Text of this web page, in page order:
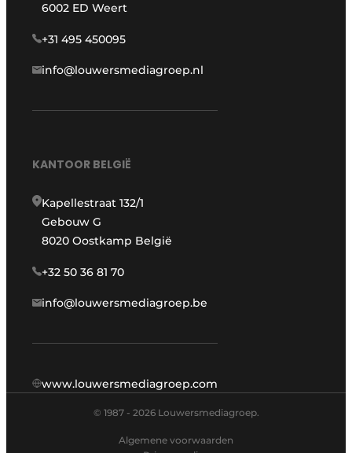
6002 ED Weert
+31 495 450095
info@louwersmediagroep.nl
KANTOOR BELGIË
Kapellestraat 132/1
Gebouw G
8020 Oostkamp België
+32 50 36 81 70
info@louwersmediagroep.be
www.louwersmediagroep.com
© 1987 - 2026 Louwersmediagroep.
Algemene voorwaarden